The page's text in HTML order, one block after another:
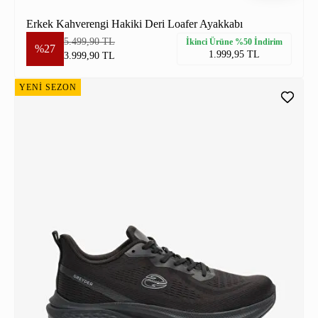
Erkek Kahverengi Hakiki Deri Loafer Ayakkabı
%27
5.499,90 TL
3.999,90 TL
İkinci Ürüne %50 İndirim
1.999,95 TL
YENİ SEZON